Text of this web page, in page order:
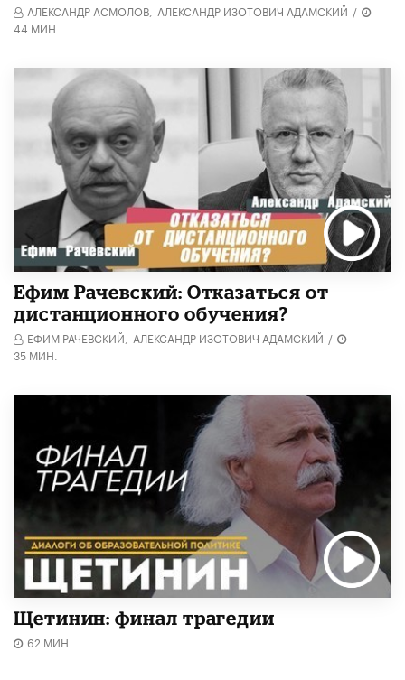
АЛЕКСАНДР АСМОЛОВ, АЛЕКСАНДР ИЗОТОВИЧ АДАМСКИЙ /
44 МИН.
Ефим Рачевский: Отказаться от
дистанционного обучения?
ЕФИМ РАЧЕВСКИЙ, АЛЕКСАНДР ИЗОТОВИЧ АДАМСКИЙ /
35 МИН.
Щетинин: финал трагедии
62 МИН.